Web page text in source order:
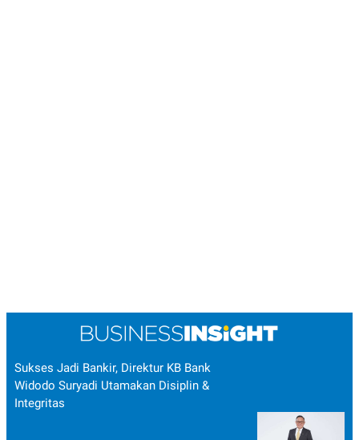
Sukses Jadi Bankir, Direktur KB Bank
Widodo Suryadi Utamakan Disiplin &
Integritas